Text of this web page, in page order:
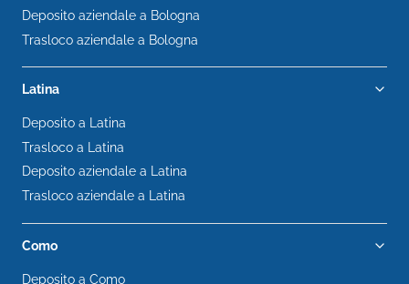
Deposito aziendale a Bologna
Trasloco aziendale a Bologna
Latina
Deposito a Latina
Trasloco a Latina
Deposito aziendale a Latina
Trasloco aziendale a Latina
Como
Deposito a Como